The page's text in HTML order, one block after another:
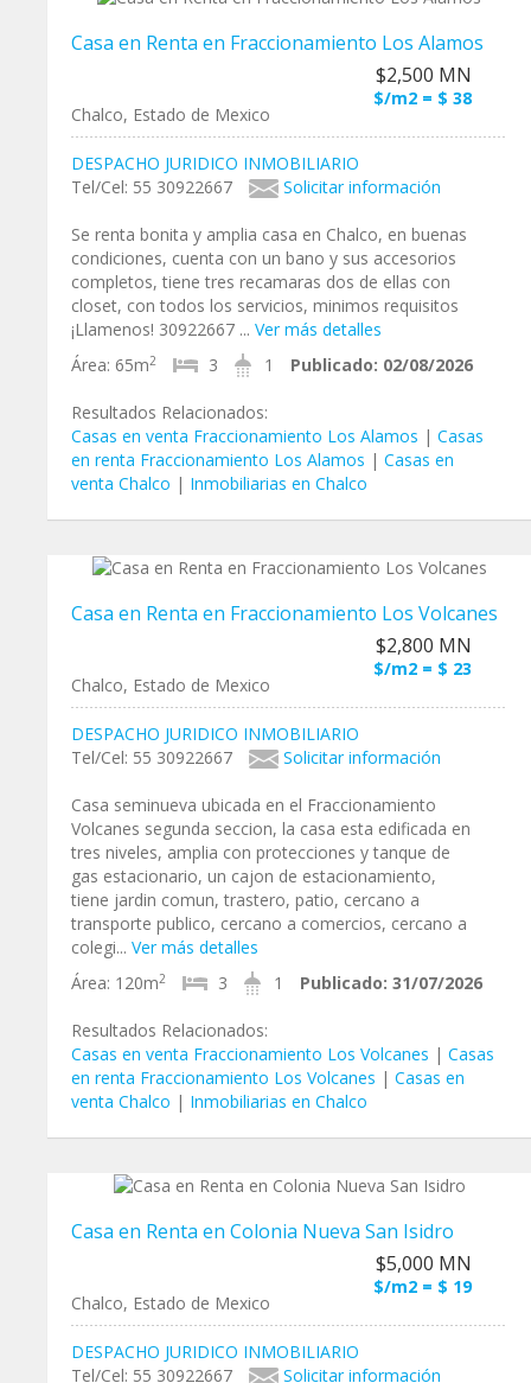
Casa en Renta en Fraccionamiento Los Alamos
$2,500 MN
$/m2 = $ 38
Chalco, Estado de Mexico
DESPACHO JURIDICO INMOBILIARIO
Tel/Cel: 55 30922667
Solicitar información
Se renta bonita y amplia casa en Chalco, en buenas
condiciones, cuenta con un bano y sus accesorios
completos, tiene tres recamaras dos de ellas con
closet, con todos los servicios, minimos requisitos
¡Llamenos! 30922667 ... Ver más detalles
Área: 65m2 3 1 Publicado: 02/08/2026
Resultados Relacionados:
Casas en venta Fraccionamiento Los Alamos | Casas
en renta Fraccionamiento Los Alamos | Casas en
venta Chalco | Inmobiliarias en Chalco
Casa en Renta en Fraccionamiento Los Volcanes
$2,800 MN
$/m2 = $ 23
Chalco, Estado de Mexico
DESPACHO JURIDICO INMOBILIARIO
Tel/Cel: 55 30922667
Solicitar información
Casa seminueva ubicada en el Fraccionamiento
Volcanes segunda seccion, la casa esta edificada en
tres niveles, amplia con protecciones y tanque de
gas estacionario, un cajon de estacionamiento,
tiene jardin comun, trastero, patio, cercano a
transporte publico, cercano a comercios, cercano a
colegi... Ver más detalles
Área: 120m2 3 1 Publicado: 31/07/2026
Resultados Relacionados:
Casas en venta Fraccionamiento Los Volcanes | Casas
en renta Fraccionamiento Los Volcanes | Casas en
venta Chalco | Inmobiliarias en Chalco
Casa en Renta en Colonia Nueva San Isidro
$5,000 MN
$/m2 = $ 19
Chalco, Estado de Mexico
DESPACHO JURIDICO INMOBILIARIO
Tel/Cel: 55 30922667
Solicitar información